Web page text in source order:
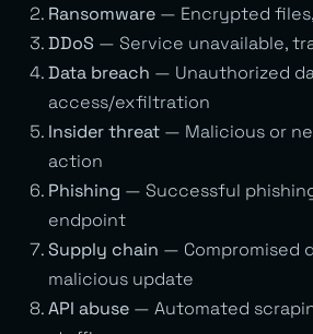
Ransomware — Encrypted
DDoS — Service unavailable,
Data breach — Unauthorized
access/exfiltration
Insider threat — Malicious or
action
Phishing — Successful
endpoint
Supply chain — Compromised
malicious update
API abuse — Automated